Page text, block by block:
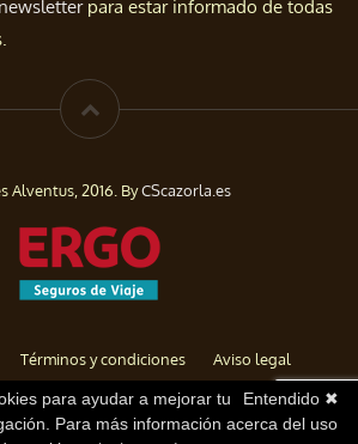
newsletterpara estar informado de todas
Alventus, 2016. ByCScazorla.es
Términos y condiciones
Aviso legal
Cookies Baja de Newsletter
Entendido ✖
para ayudar a mejorar tu
Para más información acerca del uso